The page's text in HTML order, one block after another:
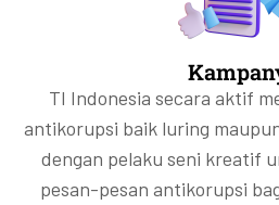
TI Indonesia secara aktif
antikorupsi baik luring
dengan pelaku seni kreatif
pesan-pesan antikorupsi